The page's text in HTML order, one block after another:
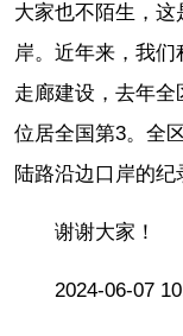
大家也不陌生，这
岸。近年来，我们
走廊建设，去年
位居全国第3。全
陆路沿边口岸的纪
谢谢大家！
2024-06-07